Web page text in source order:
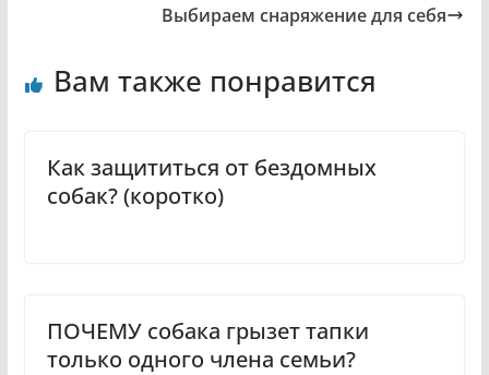
Выбираем снаряжение для себя
Вам также понравится
Как защититься от бездомных
собак? (коротко)
ПОЧЕМУ собака грызет тапки
только одного члена семьи?